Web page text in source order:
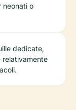
neonati o
dedicate,
relativamente